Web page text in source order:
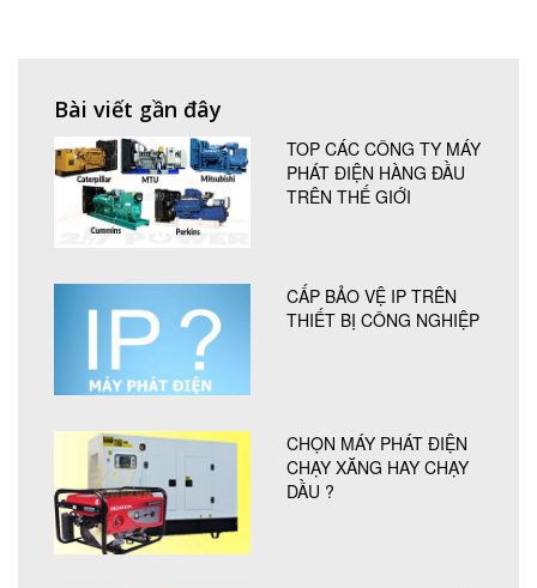
Bài viết gần đây
TOP CÁC CÔNG TY MÁY
PHÁT ĐIỆN HÀNG ĐẦU
TRÊN THẾ GIỚI
CẤP BẢO VỆ IP TRÊN
THIẾT BỊ CÔNG NGHIỆP
CHỌN MÁY PHÁT ĐIỆN
CHẠY XĂNG HAY CHẠY
DẦU ?